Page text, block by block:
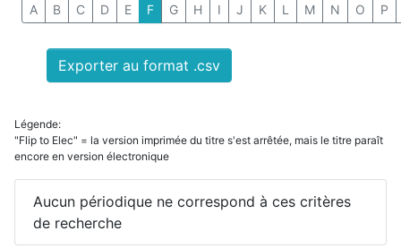
A B C D E F G H I J K L M N O P
Exporter au format .csv
Légende:
"Flip to Elec" = la version imprimée du titre s'est arrêtée, mais le titre paraît
encore en version électronique
Aucun périodique ne correspond à ces critères
de recherche